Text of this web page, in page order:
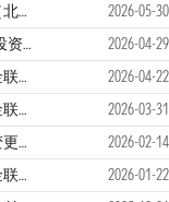
博时基金管理有限公司关于终止中证金牛（北京）基金销售有限公司办理旗下基金销售业务的公告
2026-05-30
博时深证基本面200交易型开放式指数证券投资基金联接基金份额发售公告
2026-04-29
博时创业板交易型开放式指数证券投资基金联接基金2026年第1季度报告
2026-04-22
博时创业板交易型开放式指数证券投资基金联接基金2025年年度报告
2026-03-31
博时基金管理有限公司关于高级管理人员变更的公告
2026-02-14
博时创业板交易型开放式指数证券投资基金联接基金2025年第4季度报告
2026-01-22